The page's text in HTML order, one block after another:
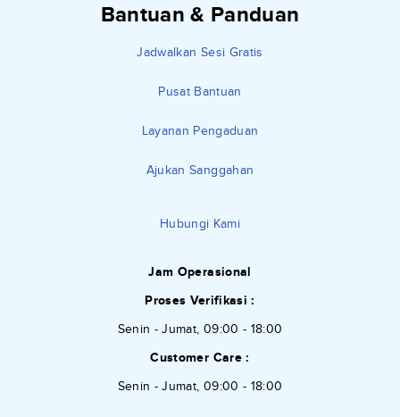
Bantuan & Panduan
Jadwalkan Sesi Gratis
Pusat Bantuan
Layanan Pengaduan
Ajukan Sanggahan
Hubungi Kami
Jam Operasional
Proses Verifikasi :
Senin - Jumat, 09:00 - 18:00
Customer Care :
Senin - Jumat, 09:00 - 18:00